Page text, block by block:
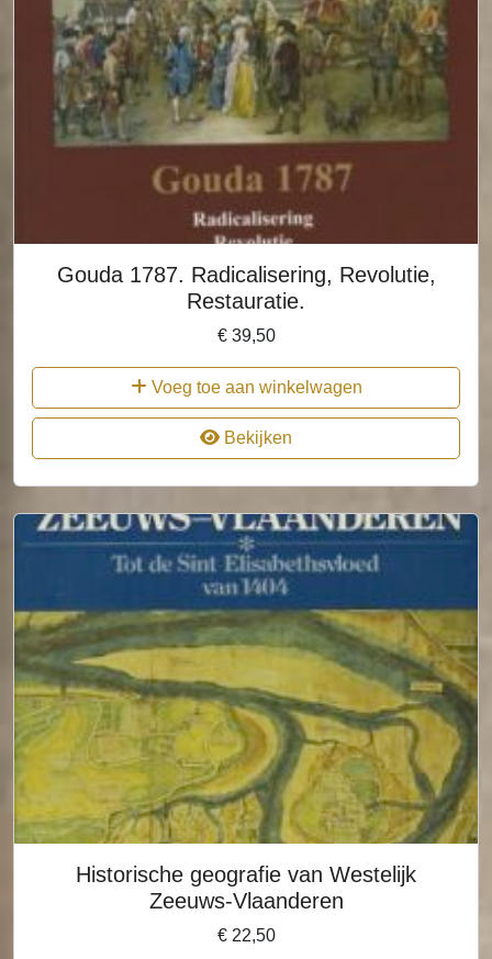
Gouda 1787. Radicalisering, Revolutie,
Restauratie.
€39,50
Voeg toe aan winkelwagen
Bekijken
Historische geografie van Westelijk
Zeeuws-Vlaanderen
€22,50